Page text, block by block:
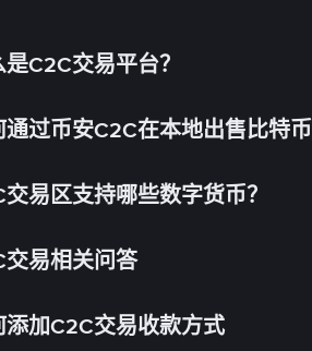
C2C交易平台？
通过币安C2C在本地出售比特
易区支持哪些数字货币？
交易相关问答
添加C2C交易收款方式